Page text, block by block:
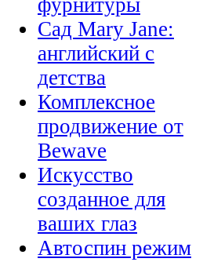
фурнитуры
Сад Mary Jane:
английский с
детства
Комплексное
продвижение от
Bewave
Искусство
созданное для
ваших глаз
Автоспин режим